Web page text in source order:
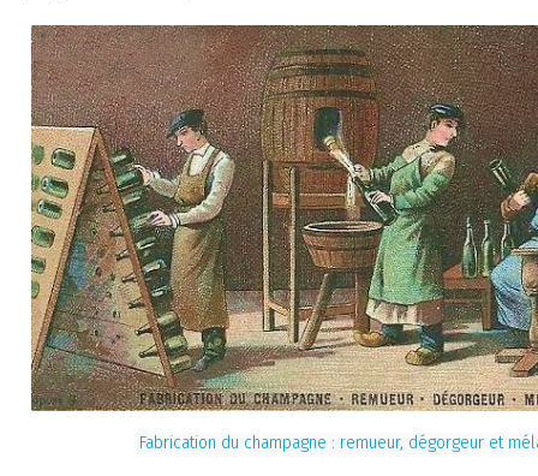
Fabrication du champagne : remueur, dégorgeur et